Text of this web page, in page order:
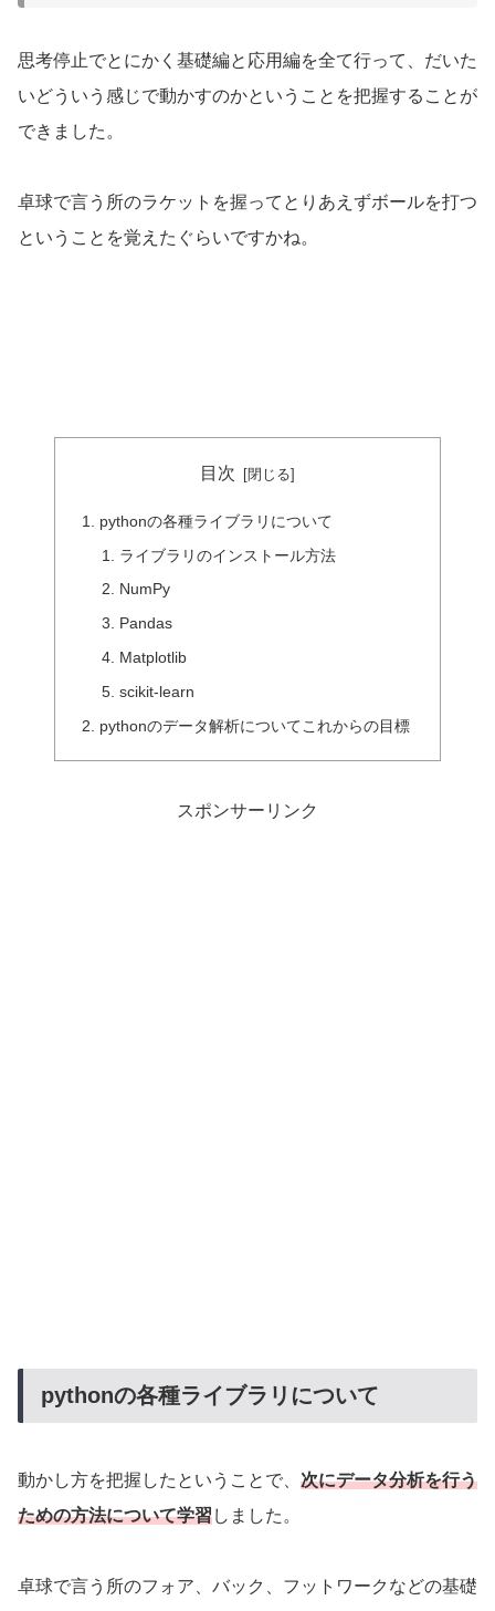
思考停止でとにかく基礎編と応用編を全て行って、だいた
いどういう感じで動かすのかということを把握することが
できました。
卓球で言う所のラケットを握ってとりあえずボールを打つ
ということを覚えたぐらいですかね。
目次
pythonの各種ライブラリについて
ライブラリのインストール方法
NumPy
Pandas
Matplotlib
scikit-learn
pythonのデータ解析についてこれからの目標
スポンサーリンク
pythonの各種ライブラリについて
動かし方を把握したということで、 次にデータ分析を行う
ための方法について学習しました。
卓球で言う所のフォア、バック、フットワークなどの基礎